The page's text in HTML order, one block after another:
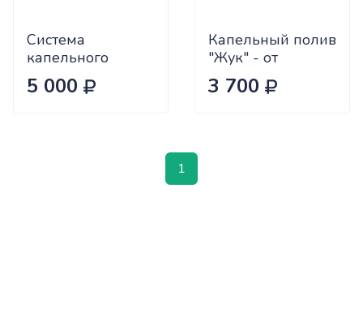
Система
капельного
палива
5 000
Капельный полив
"Жук" - от
водопровода 60
растений 7818-
3 700
1